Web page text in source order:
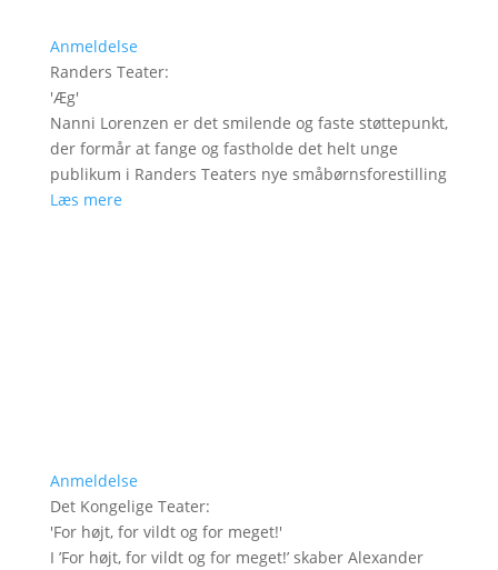
Anmeldelse
Randers Teater:
'Æg'
Nanni Lorenzen er det smilende og faste støttepunkt,
der formår at fange og fastholde det helt unge
publikum i Randers Teaters nye småbørnsforestilling
Læs mere
Anmeldelse
Det Kongelige Teater:
'For højt, for vildt og for meget!'
I ’For højt, for vildt og for meget!’ skaber Alexander